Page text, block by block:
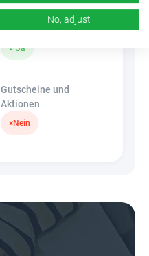
HideLink
✓Ja
Gutscheine und
Aktionen
×Nein
No, adjust